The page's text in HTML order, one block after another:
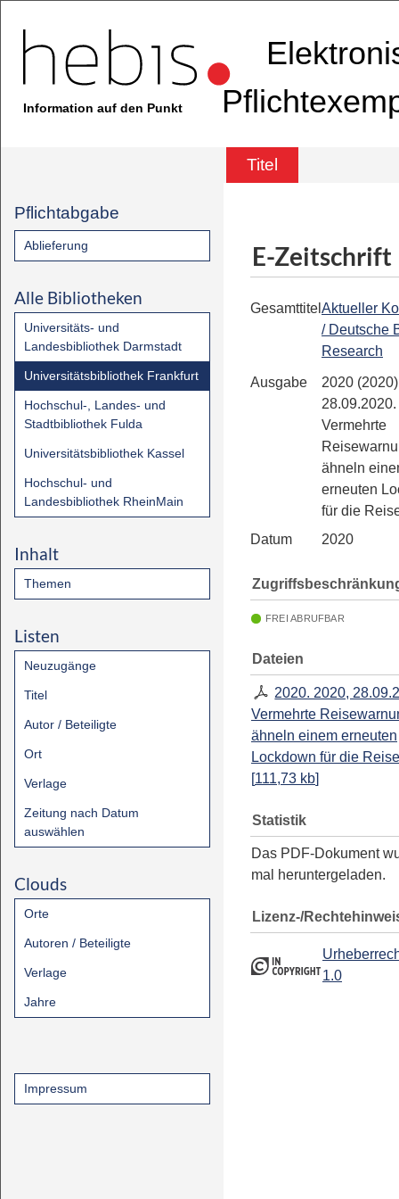
Information auf den Punkt
Titel
Pflichtabgabe
Ablieferung
Alle Bibliotheken
Universitäts- und
Landesbibliothek Darmstadt
Universitätsbibliothek Frankfurt
Hochschul-, Landes- und
Stadtbibliothek Fulda
Universitätsbibliothek Kassel
Hochschul- und
Landesbibliothek RheinMain
Inhalt
Themen
Listen
Neuzugänge
Titel
Autor / Beteiligte
Ort
Verlage
Zeitung nach Datum
auswählen
Clouds
Orte
Autoren / Beteiligte
Verlage
Jahre
Impressum
E-Zeitschrift
Gesamttitel Aktueller
/ Deutsche
Research
Ausgabe
2020 (2020)
28.09.2020.
Vermehrte
ähneln
erneuten
für die
Datum
2020
FREI ABRUFBAR
Dateien
2020. 2020,
Vermehrte
ähneln einem erneuten
Lockdown für die
[111,73 kb]
Statistik
Das PDF-Dokument
mal heruntergeladen.
Lizenz-/
1.0